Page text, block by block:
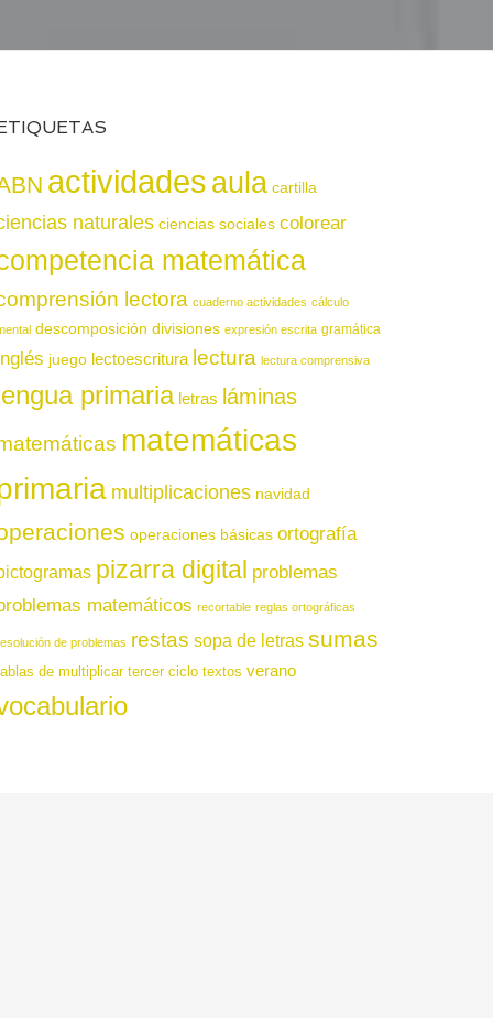
actividadesaula cartilla
naturales ciencias sociales colorear
matemática
lectora cuaderno actividades cálculo
descomposición divisiones expresión escrita gramática
juego lectoescritura lectura lectura comprensiva
primaria letras láminas
matemáticas
multiplicaciones navidad
operaciones básicas ortografía
pizarra digital problemas
matemáticos recortable reglas ortográficas
de problemas restas sopa de letras sumas
de multiplicar tercer ciclo textos verano